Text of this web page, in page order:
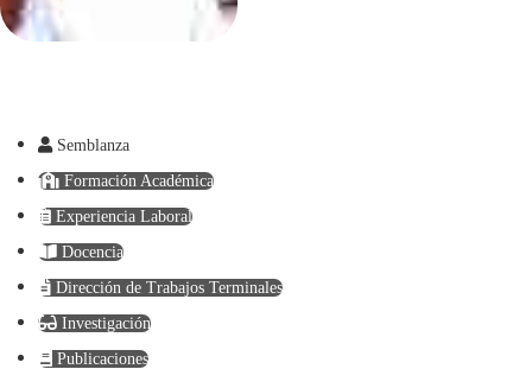
Semblanza
Formación Académica
Experiencia Laboral
Docencia
Dirección de Trabajos Terminales
Investigación
Publicaciones